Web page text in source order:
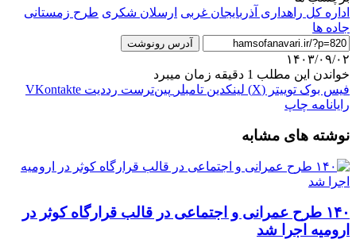
اداره کل راهداری آذربایجان غربی ارسلان شکری طرح زمستانی
جاده ها
آدرس رونوشت
۱۴۰۳/۰۹/۰۲
خواندن این مطلب 1 دقیقه زمان میبرد
فیس بوک توییتر (X) لینکدین ‫تامبلر ‫پین‌ترست ‫رددیت ‫VKontakte
رایانامه چاپ
نوشته های مشابه
۱۴۰ طرح عمرانی و اجتماعی در قالب قرارگاه کوثر در
ارومیه اجرا شد